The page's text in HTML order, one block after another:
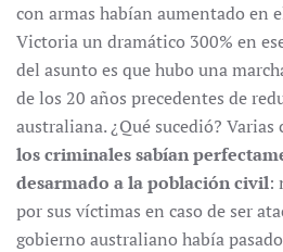
con armas habían aumentado en
Victoria un dramático 300% en
del asunto es que hubo una
de los 20 años precedentes de
australiana. ¿Qué sucedió? Varias
los criminales sabían
desarmado a la población civil:
por sus víctimas en caso de ser
gobierno australiano había